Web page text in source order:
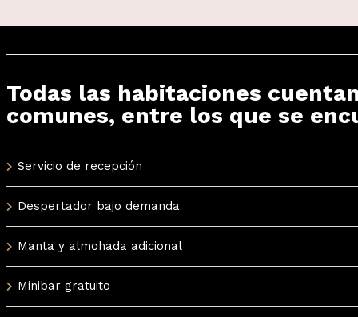
Todas las habitaciones
comunes, entre los que se
Servicio de recepción
Despertador bajo demanda
Manta y almohada adicional
Minibar gratuito